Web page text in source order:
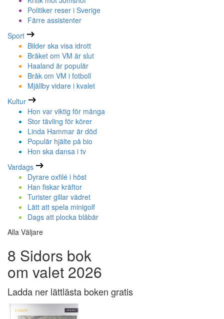
Politiker reser i Sverige
Färre assistenter
Sport
Bilder ska visa idrott
Bråket om VM är slut
Haaland är populär
Bråk om VM i fotboll
Mjällby vidare i kvalet
Kultur
Hon var viktig för många
Stor tävling för körer
Linda Hammar är död
Populär hjälte på bio
Hon ska dansa i tv
Vardags
Dyrare oxfilé i höst
Han fiskar kräftor
Turister gillar vädret
Lätt att spela minigolf
Dags att plocka blåbär
Alla Väljare
8 Sidors bok
om valet 2026
Ladda ner lättlästa boken gratis